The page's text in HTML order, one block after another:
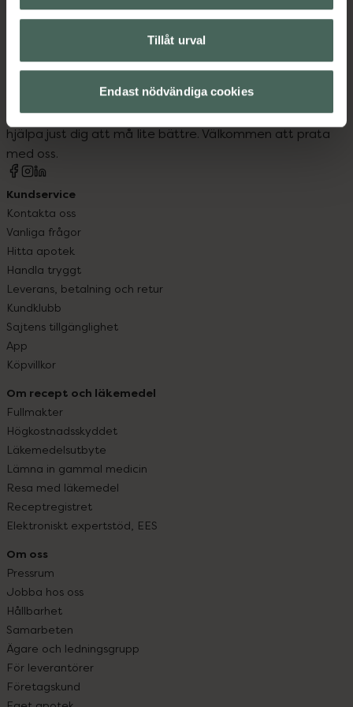
Tillåt urval
Endast nödvändiga cookies
Kronans Apotek finns här för dig. Du hittar oss från Skåne i
syd till Lappland i norr, och online i mobilen och på
datorn. Oavsett vem du är så är det vårt uppdrag att
hjälpa just dig att må lite bättre. Välkommen att prata
med oss.
Kundservice
Kontakta oss
Vanliga frågor
Hitta apotek
Handla tryggt
Leverans, betalning och retur
Kundklubb
Sajtens tillgänglighet
App
Köpvillkor
Om recept och läkemedel
Fullmakter
Högkostnadsskyddet
Läkemedelsutbyte
Lämna in gammal medicin
Resa med läkemedel
Receptregistret
Elektroniskt expertstöd, EES
Om oss
Pressrum
Jobba hos oss
Hållbarhet
Samarbeten
Ägare och ledningsgrupp
För leverantörer
Företagskund